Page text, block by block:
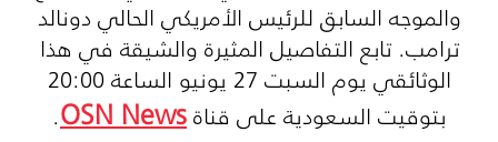
والموجه السابق للرئيس الأمريكي الحالي دونالد
ترامب. تابع التفاصيل المثيرة والشيقة في هذا
الوثائقي يوم السبت 27 يونيو الساعة 20:00
بتوقيت السعودية على قناةOSN News
.